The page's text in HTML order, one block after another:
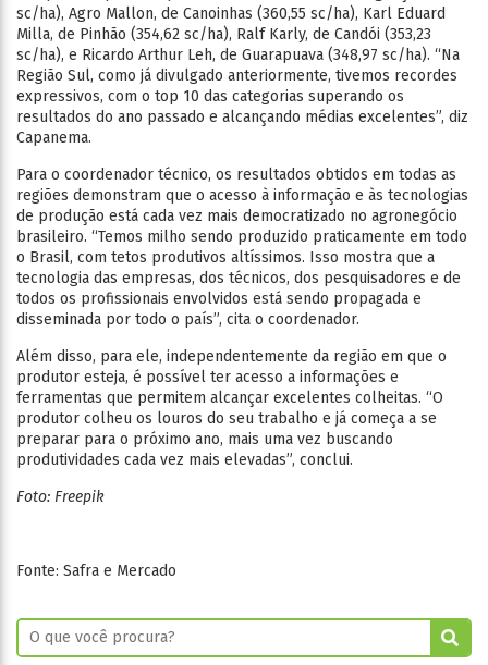
sc/ha), Agro Mallon, de Canoinhas (360,55 sc/ha), Karl Eduard
Milla, de Pinhão (354,62 sc/ha), Ralf Karly, de Candói (353,23
sc/ha), e Ricardo Arthur Leh, de Guarapuava (348,97 sc/ha). “Na
Região Sul, como já divulgado anteriormente, tivemos recordes
expressivos, com o top 10 das categorias superando os
resultados do ano passado e alcançando médias excelentes”, diz
Capanema.
Para o coordenador técnico, os resultados obtidos em todas as
regiões demonstram que o acesso à informação e às tecnologias
de produção está cada vez mais democratizado no agronegócio
brasileiro. “Temos milho sendo produzido praticamente em todo
o Brasil, com tetos produtivos altíssimos. Isso mostra que a
tecnologia das empresas, dos técnicos, dos pesquisadores e de
todos os profissionais envolvidos está sendo propagada e
disseminada por todo o país”, cita o coordenador.
Além disso, para ele, independentemente da região em que o
produtor esteja, é possível ter acesso a informações e
ferramentas que permitem alcançar excelentes colheitas. “O
produtor colheu os louros do seu trabalho e já começa a se
preparar para o próximo ano, mais uma vez buscando
produtividades cada vez mais elevadas”, conclui.
Foto: Freepik
Fonte: Safra e Mercado